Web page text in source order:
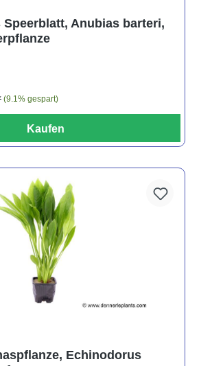
Anubias barteri,
(9.1% gespart)
Kaufen
Echinodorus